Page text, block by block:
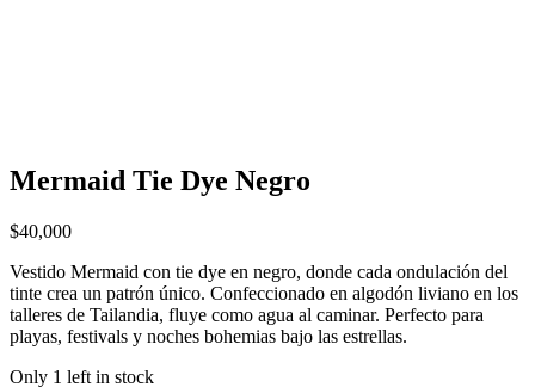
Mermaid Tie Dye Negro
$40,000
Vestido Mermaid con tie dye en negro, donde cada ondulación del
tinte crea un patrón único. Confeccionado en algodón liviano en los
talleres de Tailandia, fluye como agua al caminar. Perfecto para
playas, festivals y noches bohemias bajo las estrellas.
Only 1 left in stock